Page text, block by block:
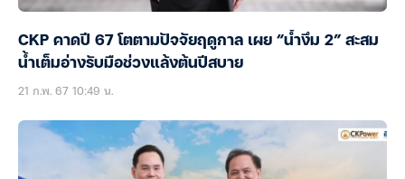
CKP คาดปี 67 โตตามปัจจัยฤดูกาล เผย “น้ำงึม 2” สะสม
น้ำเต็มอ่างรับมือช่วงแล้งต้นปีสบาย
21 ก.พ. 67 10:49 น.